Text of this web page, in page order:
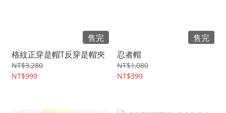
售完
格紋正穿是帽T反穿是帽夾
NT$3,280
NT$999
售完
忍者帽
NT$1,080
NT$399